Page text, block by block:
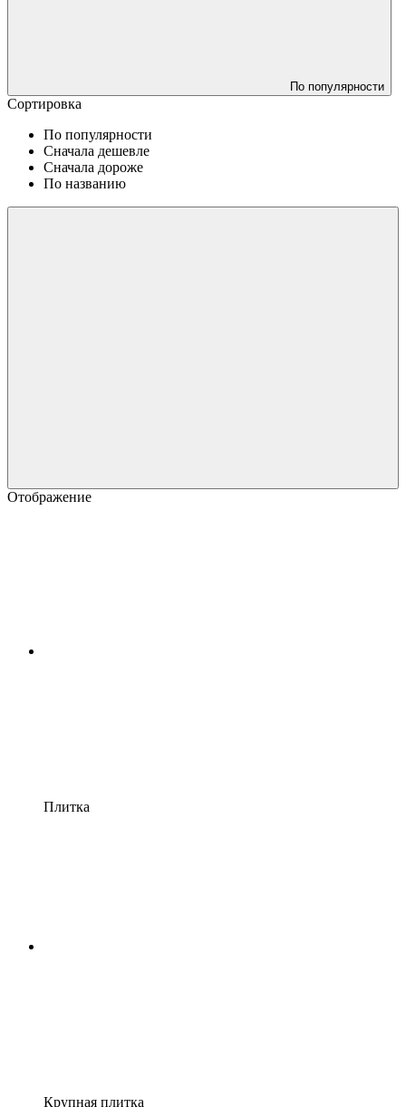
По популярности
Сортировка
По популярности
Сначала дешевле
Сначала дороже
По названию
Отображение
Плитка
Крупная плитка